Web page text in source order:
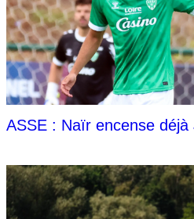
ASSE : Naïr encense déjà